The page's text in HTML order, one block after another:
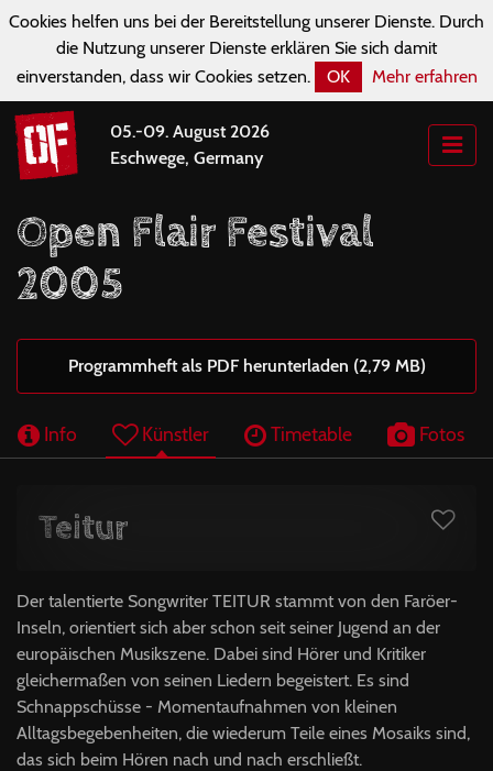
Cookies helfen uns bei der Bereitstellung unserer Dienste. Durch
die Nutzung unserer Dienste erklären Sie sich damit
einverstanden, dass wir Cookies setzen.
OK Mehr erfahren
05.-09. August 2026
Eschwege, Germany
Open Flair Festival
2005
Programmheft als PDF herunterladen (2,79 MB)
Info Künstler Timetable Fotos
Teitur
Der talentierte Songwriter TEITUR stammt von den Faröer-
Inseln, orientiert sich aber schon seit seiner Jugend an der
europäischen Musikszene. Dabei sind Hörer und Kritiker
gleichermaßen von seinen Liedern begeistert. Es sind
Schnappschüsse - Momentaufnahmen von kleinen
Alltagsbegebenheiten, die wiederum Teile eines Mosaiks sind,
das sich beim Hören nach und nach erschließt.